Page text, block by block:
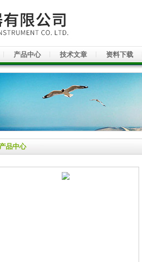
产品中心 技术文章 资料下载
品中心